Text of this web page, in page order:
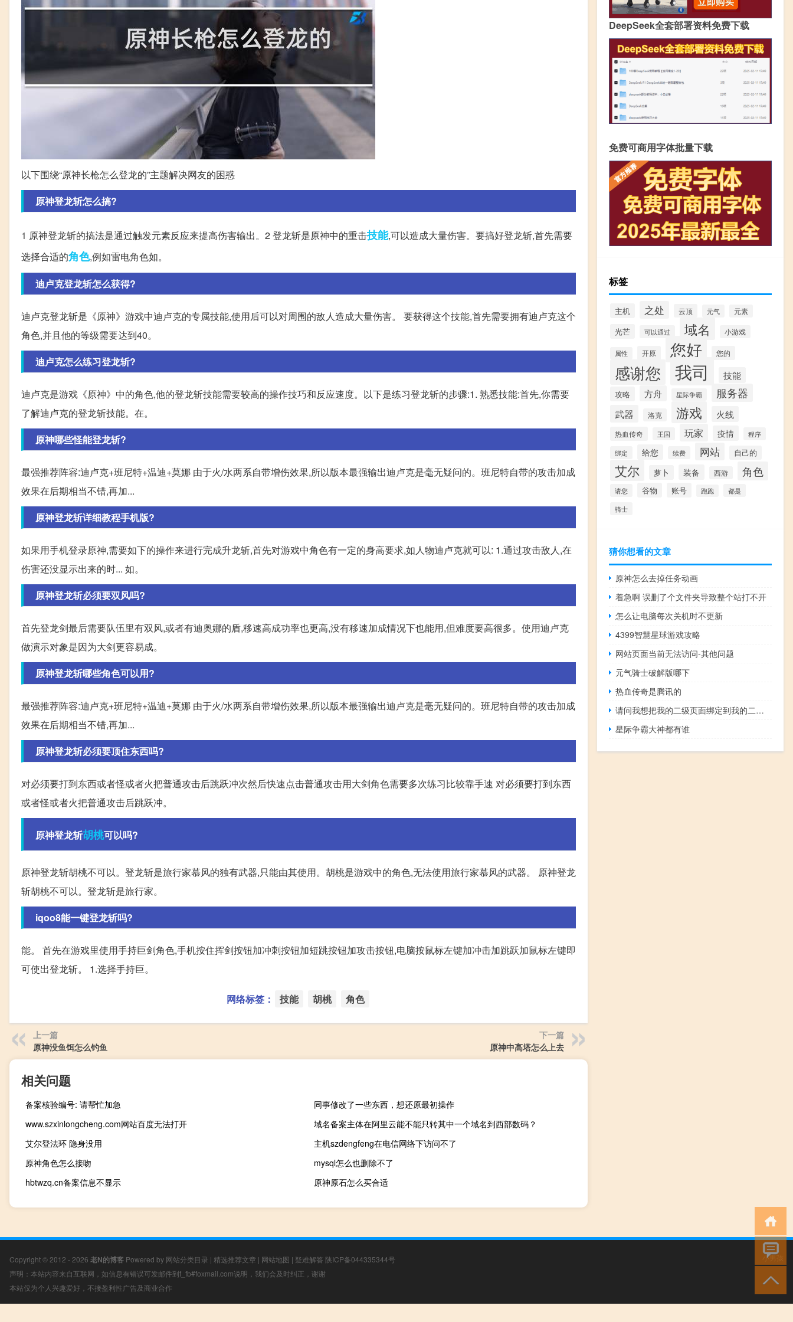
以下围绕“原神长枪怎么登龙的”主题解决网友的困惑
原神登龙斩怎么搞?
1 原神登龙斩的搞法是通过触发元素反应来提高伤害输出。2 登龙斩是原神中的重击技能,可以造成大量伤害。要搞好登龙斩,首先需要
选择合适的角色,例如雷电角色如。
迪卢克登龙斩怎么获得?
迪卢克登龙斩是《原神》游戏中迪卢克的专属技能,使用后可以对周围的敌人造成大量伤害。 要获得这个技能,首先需要拥有迪卢克这个
角色,并且他的等级需要达到40。
迪卢克怎么练习登龙斩?
迪卢克是游戏《原神》中的角色,他的登龙斩技能需要较高的操作技巧和反应速度。以下是练习登龙斩的步骤:1. 熟悉技能:首先,你需要
了解迪卢克的登龙斩技能。在。
原神哪些怪能登龙斩?
最强推荐阵容:迪卢克+班尼特+温迪+莫娜 由于火/水两系自带增伤效果,所以版本最强输出迪卢克是毫无疑问的。班尼特自带的攻击加成
效果在后期相当不错,再加...
原神登龙斩详细教程手机版?
如果用手机登录原神,需要如下的操作来进行完成升龙斩,首先对游戏中角色有一定的身高要求,如人物迪卢克就可以: 1.通过攻击敌人,在
伤害还没显示出来的时... 如。
原神登龙斩必须要双风吗?
首先登龙剑最后需要队伍里有双风,或者有迪奥娜的盾,移速高成功率也更高,没有移速加成情况下也能用,但难度要高很多。使用迪卢克
做演示对象是因为大剑更容易成。
原神登龙斩哪些角色可以用?
最强推荐阵容:迪卢克+班尼特+温迪+莫娜 由于火/水两系自带增伤效果,所以版本最强输出迪卢克是毫无疑问的。班尼特自带的攻击加成
效果在后期相当不错,再加...
原神登龙斩必须要顶住东西吗?
对必须要打到东西或者怪或者火把普通攻击后跳跃冲次然后快速点击普通攻击用大剑角色需要多次练习比较靠手速 对必须要打到东西
或者怪或者火把普通攻击后跳跃冲。
原神登龙斩胡桃可以吗?
原神登龙斩胡桃不可以。登龙斩是旅行家慕风的独有武器,只能由其使用。胡桃是游戏中的角色,无法使用旅行家慕风的武器。 原神登龙
斩胡桃不可以。登龙斩是旅行家。
iqoo8能一键登龙斩吗?
能。 首先在游戏里使用手持巨剑角色,手机按住挥剑按钮加冲刺按钮加短跳按钮加攻击按钮,电脑按鼠标左键加冲击加跳跃加鼠标左键即
可使出登龙斩。 1.选择手持巨。
网络标签： 技能 胡桃 角色
上一篇
原神没鱼饵怎么钓鱼
下一篇
原神中高塔怎么上去
相关问题
备案核验编号: 请帮忙加急
同事修改了一些东西，想还原最初操作
www.szxinlongcheng.com网站百度无法打开
域名备案主体在阿里云能不能只转其中一个域名到西部数码？
艾尔登法环 隐身没用
主机szdengfeng在电信网络下访问不了
原神角色怎么接吻
mysql怎么也删除不了
hbtwzq.cn备案信息不显示
原神原石怎么买合适
DeepSeek全套部署资料免费下载
免费可商用字体批量下载
标签
主机 之处 云顶 元气 元素
光芒 可以通过 域名 小游戏
属性 开原 您好 您的
感谢您 我司 技能
攻略 方舟 星际争霸 服务器
武器 洛克 游戏 火线
热血传奇 王国 玩家 疫情
程序
绑定
给您 续费 网站 自己的
艾尔 萝卜 装备 西游 角色
请您 谷物 账号 跑跑
都是
骑士
猜你想看的文章
原神怎么去掉任务动画
着急啊 误删了个文件夹导致整个站打不开
怎么让电脑每次关机时不更新
4399智慧星球游戏攻略
网站页面当前无法访问-其他问题
元气骑士破解版哪下
热血传奇是腾讯的
请问我想把我的二级页面绑定到我的二级域名下应该如何操作呢？
星际争霸大神都有谁
Copyright © 2012 - 2026 老N的博客 Powered by 网站分类目录 | 精选推荐文章 | 网站地图 | 疑难解答 陕ICP备044335344号
声明：本站内容来自互联网，如信息有错误可发邮件到f_fb#foxmail.com说明，我们会及时纠正，谢谢
本站仅为个人兴趣爱好，不接盈利性广告及商业合作
小男孩